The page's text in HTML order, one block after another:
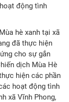
động tình
hè xanh tại xã
đã thực hiện
cho sự gắn
dịch Mùa Hè
hiện các phần
hoạt động tình
xã Vĩnh Phong,